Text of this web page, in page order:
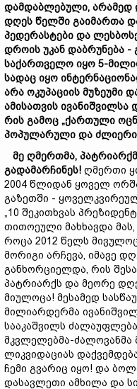
დამდაბლებული, არამედ
დღეს წელში გაიმართა
პედერასტები და
დროის უკან დაბრუნება -
საქართველო იყო 5-
სადაც იყო
არა ოკუპაციის მუზეუმი
ამისათვის ივანიშვილსა
რის გამოც „ქართული
პოპულარული და ძლიერი
მე ღმერთმა,
გადამარჩინეს! ღმერთი
2004 წლიდან ყოველ
გაზეთში -
„10 შეკითხვას
თითოეული მახხავდა
როცა 2012 წელს
მორიგი არჩევა, იმავე
განხორციელდა, რის
პატრიარქს და მეორე
მიულოცა! მესამედ
მილიარდერმა
სააკაშვილს
მკვლელებმა-ძალოვანმა
ლიკვიდაციას
ჩემი გვარიც იყო! და
დასავლეთი ამხილა და